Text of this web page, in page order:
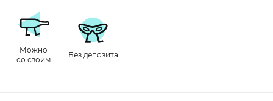
Можно
со своим
Без депозита